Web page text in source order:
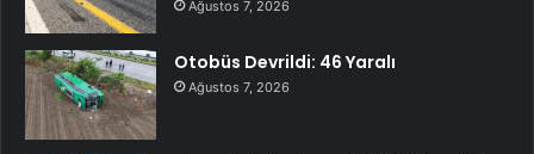
Ağustos 7, 2026
Otobüs Devrildi: 46 Yaralı
Ağustos 7, 2026